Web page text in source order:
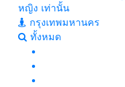
หญิง เท่านั้น
กรุงเทพมหานคร
ทั้งหมด